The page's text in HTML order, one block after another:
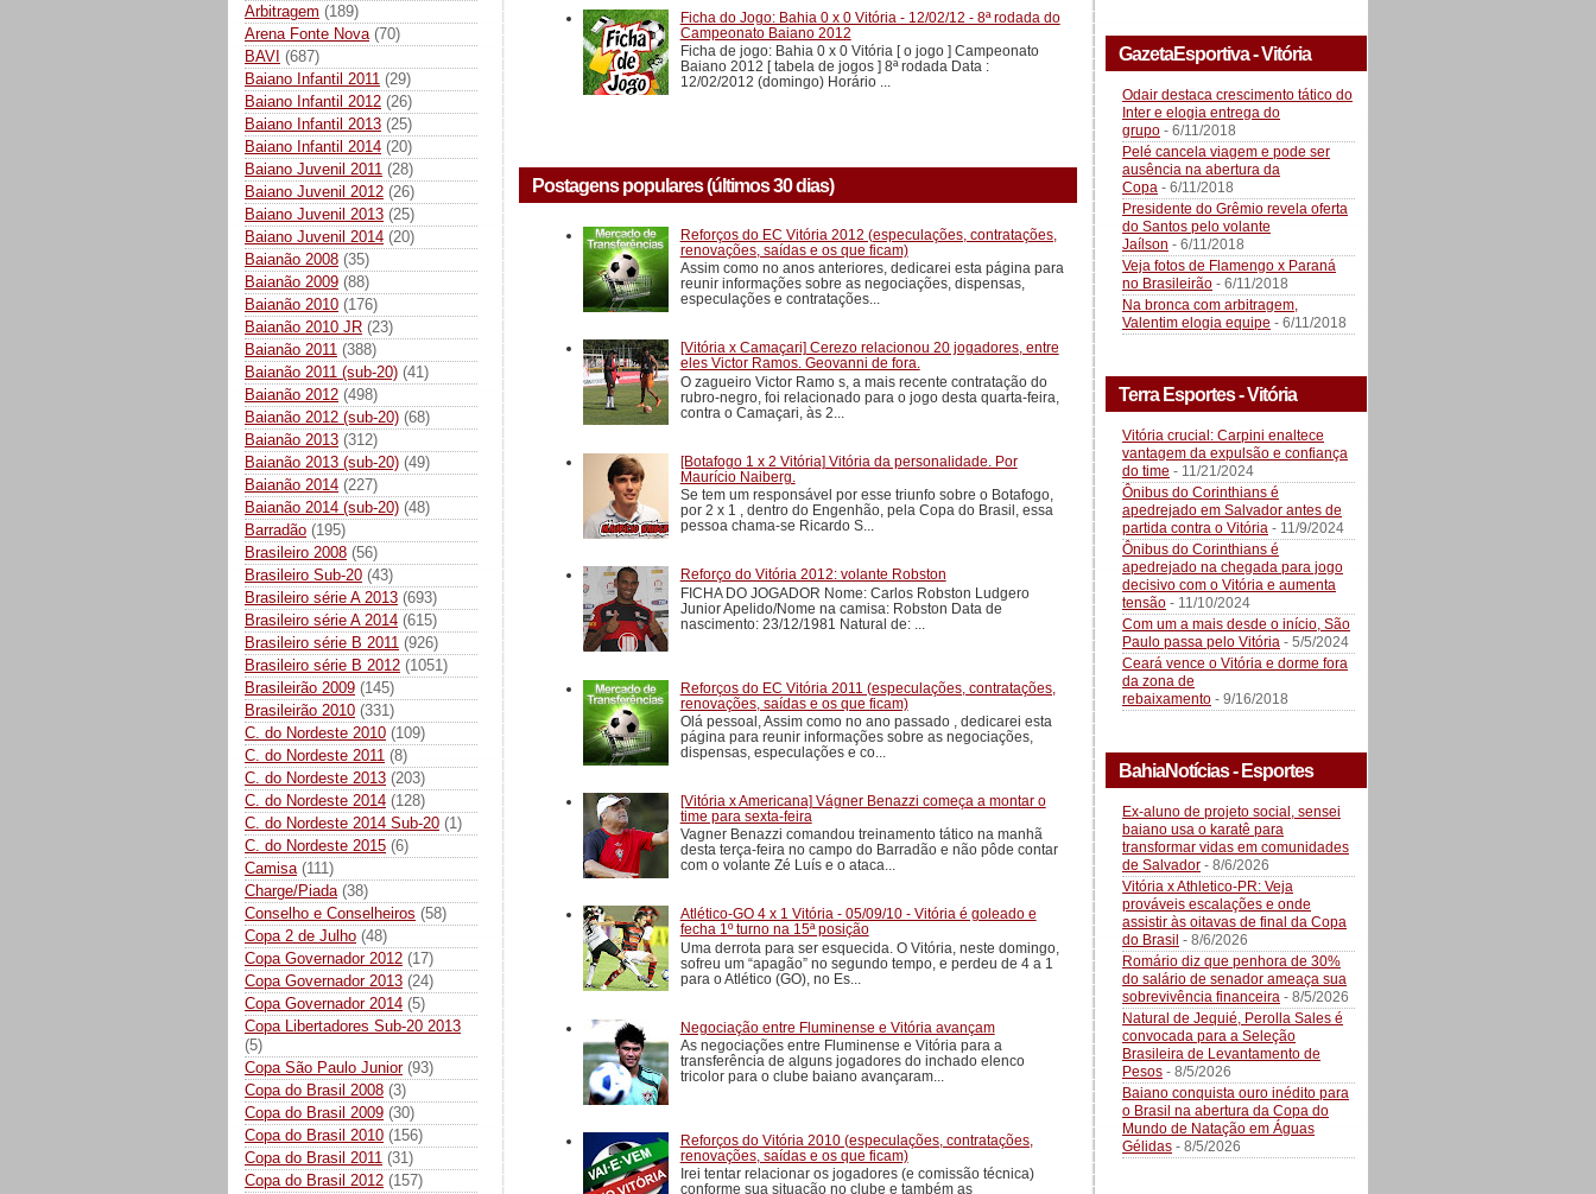
Arbitragem (189)
Arena Fonte Nova (70)
BAVI (687)
Baiano Infantil 2011 (29)
Baiano Infantil 2012 (26)
Baiano Infantil 2013 (25)
Baiano Infantil 2014 (20)
Baiano Juvenil 2011 (28)
Baiano Juvenil 2012 (26)
Baiano Juvenil 2013 (25)
Baiano Juvenil 2014 (20)
Baianão 2008 (35)
Baianão 2009 (88)
Baianão 2010 (176)
Baianão 2010 JR (23)
Baianão 2011 (388)
Baianão 2011 (sub-20) (41)
Baianão 2012 (498)
Baianão 2012 (sub-20) (68)
Baianão 2013 (312)
Baianão 2013 (sub-20) (49)
Baianão 2014 (227)
Baianão 2014 (sub-20) (48)
Barradão (195)
Brasileiro 2008 (56)
Brasileiro Sub-20 (43)
Brasileiro série A 2013 (693)
Brasileiro série A 2014 (615)
Brasileiro série B 2011 (926)
Brasileiro série B 2012 (1051)
Brasileirão 2009 (145)
Brasileirão 2010 (331)
C. do Nordeste 2010 (109)
C. do Nordeste 2011 (8)
C. do Nordeste 2013 (203)
C. do Nordeste 2014 (128)
C. do Nordeste 2014 Sub-20 (1)
C. do Nordeste 2015 (6)
Camisa (111)
Charge/Piada (38)
Conselho e Conselheiros (58)
Copa 2 de Julho (48)
Copa Governador 2012 (17)
Copa Governador 2013 (24)
Copa Governador 2014 (5)
Copa Libertadores Sub-20 2013
(5)
Copa São Paulo Junior (93)
Copa do Brasil 2008 (3)
Copa do Brasil 2009 (30)
Copa do Brasil 2010 (156)
Copa do Brasil 2011 (31)
Copa do Brasil 2012 (157)
Ficha do Jogo: Bahia 0 x 0 Vitória - 12/02/12 - 8ª rodada do
Campeonato Baiano 2012
Ficha de jogo: Bahia 0 x 0 Vitória [ o jogo ] Campeonato
Baiano 2012 [ tabela de jogos ] 8ª rodada Data :
12/02/2012 (domingo) Horário ...
Postagens populares (últimos 30 dias)
Reforços do EC Vitória 2012 (especulações, contratações,
renovações, saídas e os que ficam)
Assim como no anos anteriores, dedicarei esta página para
reunir informações sobre as negociações, dispensas,
especulações e contratações...
[Vitória x Camaçari] Cerezo relacionou 20 jogadores, entre
eles Victor Ramos. Geovanni de fora.
O zagueiro Victor Ramo s, a mais recente contratação do
rubro-negro, foi relacionado para o jogo desta quarta-feira,
contra o Camaçari, às 2...
[Botafogo 1 x 2 Vitória] Vitória da personalidade. Por
Maurício Naiberg.
Se tem um responsável por esse triunfo sobre o Botafogo,
por 2 x 1 , dentro do Engenhão, pela Copa do Brasil, essa
pessoa chama-se Ricardo S...
Reforço do Vitória 2012: volante Robston
FICHA DO JOGADOR Nome: Carlos Robston Ludgero
Junior Apelido/Nome na camisa: Robston Data de
nascimento: 23/12/1981 Natural de: ...
Reforços do EC Vitória 2011 (especulações, contratações,
renovações, saídas e os que ficam)
Olá pessoal, Assim como no ano passado , dedicarei esta
página para reunir informações sobre as negociações,
dispensas, especulações e co...
[Vitória x Americana] Vágner Benazzi começa a montar o
time para sexta-feira
Vagner Benazzi comandou treinamento tático na manhã
desta terça-feira no campo do Barradão e não pôde contar
com o volante Zé Luís e o ataca...
Atlético-GO 4 x 1 Vitória - 05/09/10 - Vitória é goleado e
fecha 1º turno na 15ª posição
Uma derrota para ser esquecida. O Vitória, neste domingo,
sofreu um “apagão” no segundo tempo, e perdeu de 4 a 1
para o Atlético (GO), no Es...
Negociação entre Fluminense e Vitória avançam
As negociações entre Fluminense e Vitória para a
transferência de alguns jogadores do inchado elenco
tricolor para o clube baiano avançaram...
Reforços do Vitória 2010 (especulações, contratações,
renovações, saídas e os que ficam)
Irei tentar relacionar os jogadores (e comissão técnica)
conforme sua situação no clube e também as
GazetaEsportiva - Vitória
Odair destaca crescimento tático do
Inter e elogia entrega do
grupo - 6/11/2018
Pelé cancela viagem e pode ser
ausência na abertura da
Copa - 6/11/2018
Presidente do Grêmio revela oferta
do Santos pelo volante
Jaílson - 6/11/2018
Veja fotos de Flamengo x Paraná
no Brasileirão - 6/11/2018
Na bronca com arbitragem,
Valentim elogia equipe - 6/11/2018
Terra Esportes - Vitória
Vitória crucial: Carpini enaltece
vantagem da expulsão e confiança
do time - 11/21/2024
Ônibus do Corinthians é
apedrejado em Salvador antes de
partida contra o Vitória - 11/9/2024
Ônibus do Corinthians é
apedrejado na chegada para jogo
decisivo com o Vitória e aumenta
tensão - 11/10/2024
Com um a mais desde o início, São
Paulo passa pelo Vitória - 5/5/2024
Ceará vence o Vitória e dorme fora
da zona de
rebaixamento - 9/16/2018
BahiaNotícias - Esportes
Ex-aluno de projeto social, sensei
baiano usa o karatê para
transformar vidas em comunidades
de Salvador - 8/6/2026
Vitória x Athletico-PR: Veja
prováveis escalações e onde
assistir às oitavas de final da Copa
do Brasil - 8/6/2026
Romário diz que penhora de 30%
do salário de senador ameaça sua
sobrevivência financeira - 8/5/2026
Natural de Jequié, Perolla Sales é
convocada para a Seleção
Brasileira de Levantamento de
Pesos - 8/5/2026
Baiano conquista ouro inédito para
o Brasil na abertura da Copa do
Mundo de Natação em Águas
Gélidas - 8/5/2026